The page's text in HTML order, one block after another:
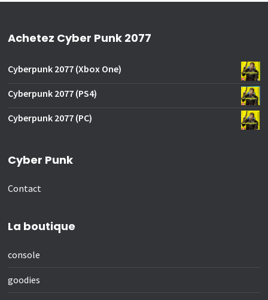
Achetez Cyber Punk 2077
Cyberpunk 2077 (Xbox One)
Cyberpunk 2077 (PS4)
Cyberpunk 2077 (PC)
Cyber Punk
Contact
La boutique
console
goodies